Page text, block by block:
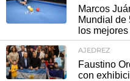
Marcos
Mundial de
los
AJEDREZ
Faustino
con